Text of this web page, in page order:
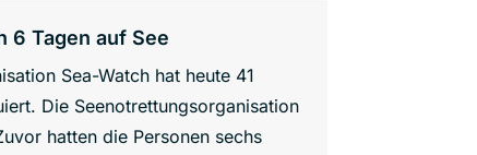
6 Tagen auf See
Sea-Watch hat heute 41
Die Seenotrettungsorganisation
hatten die Personen sechs